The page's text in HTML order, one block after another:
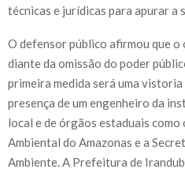
técnicas e jurídicas para apurar a
O defensor público afirmou que
diante da omissão do poder
primeira medida será uma
presença de um engenheiro da
local e de órgãos estaduais
Ambiental do Amazonas e a
Ambiente. A Prefeitura de